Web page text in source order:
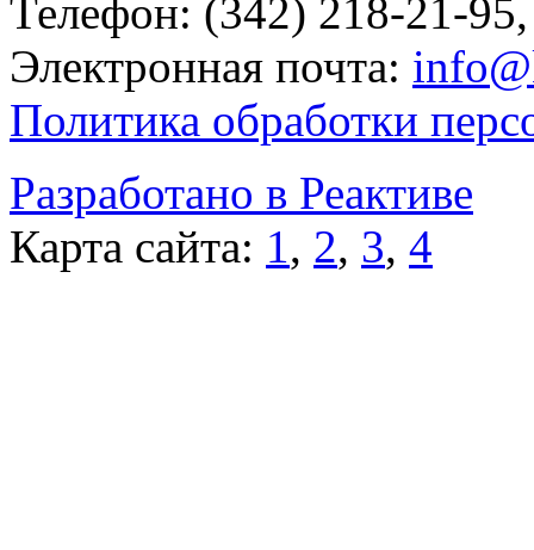
Телефон: (342) 218-21-
Электронная почта:
Политика обработки
Разработано в Реактиве
Карта сайта: 1, 2, 3, 4